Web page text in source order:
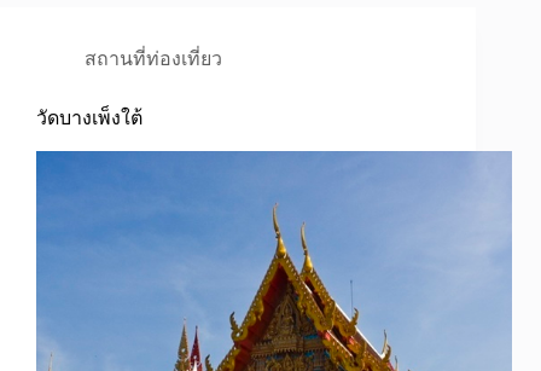
สถานที่ท่องเที่ยว
วัดบางเพ็งใต้